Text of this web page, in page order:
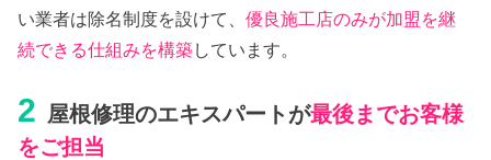
い業者は除名制度を設けて、優良施工店のみが加盟を継
続できる仕組みを構築しています。
2 屋根修理のエキスパートが最後までお客様
をご担当